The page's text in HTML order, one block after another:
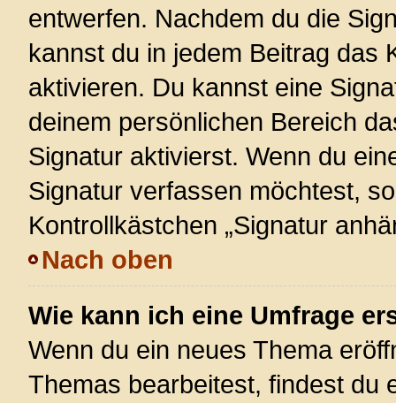
entwerfen. Nachdem du die
kannst du in jedem Beitrag das
aktivieren. Du kannst eine
deinem persönlichen Bereich
Signatur aktivierst. Wenn du
Signatur verfassen möchtest,
Kontrollkästchen „Signatur
Nach oben
Wie kann ich eine Umfrage
Wenn du ein neues Thema
Themas bearbeitest, findest du